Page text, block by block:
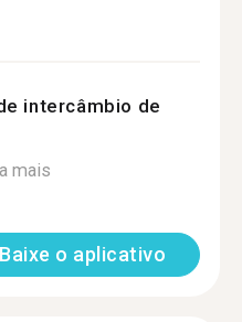
intercâmbio de
mais
Baixe o aplicativo